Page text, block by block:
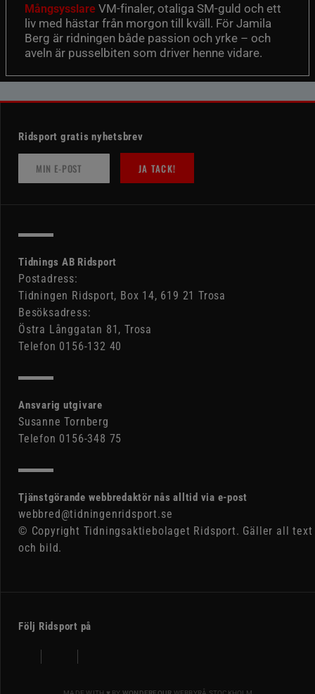
Mångsysslare VM-finaler, otaliga SM-guld och ett
liv med hästar från morgon till kväll. För Jamila
Berg är ridningen både passion och yrke – och
aveln är pusselbiten som driver henne vidare.
Ridsport gratis nyhetsbrev
JA TACK!
Tidnings AB Ridsport
Postadress:
Tidningen Ridsport, Box 14, 619 21 Trosa
Besöksadress:
Östra Långgatan 81, Trosa
Telefon 0156-132 40
Ansvarig utgivare
Susanne Tornberg
Telefon 0156-348 75
Tjänstgörande webbredaktör nås alltid via e-post
webbred@tidningenridsport.se
© Copyright Tidningsaktiebolaget Ridsport. Gäller all text
och bild.
Följ Ridsport på